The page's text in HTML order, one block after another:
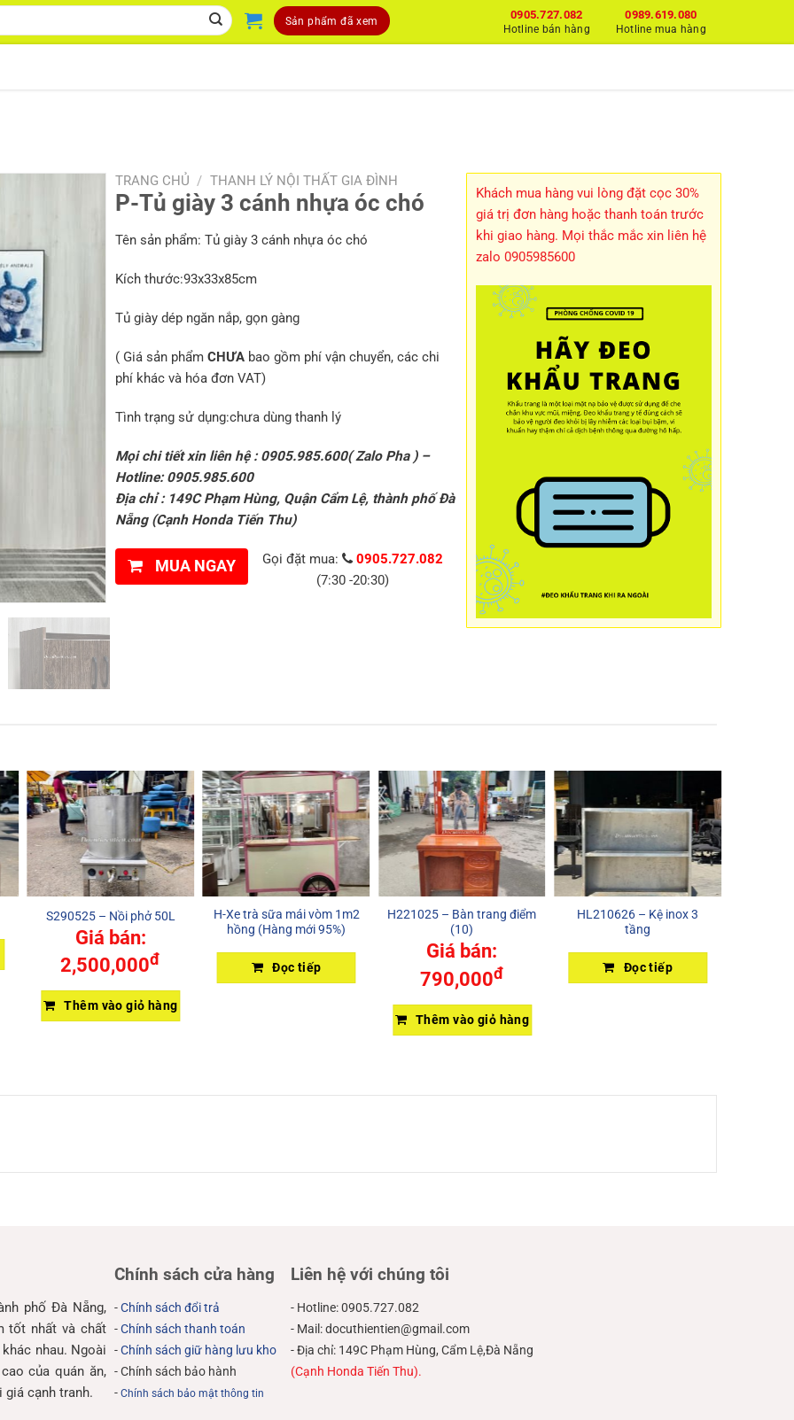
Sản phẩm đã xem 0989.619.080
Hotline mua hàng
0905.727.082
Hotline bán hàng
TRANG CHỦ / THANH LÝ NỘI THẤT GIA ĐÌNH
P-Tủ giày 3 cánh nhựa óc chó
Tên sản phẩm: Tủ giày 3 cánh nhựa óc chó
Kích thước:93x33x85cm
Tủ giày dép ngăn nắp, gọn gàng
( Giá sản phẩm CHƯAbao gồm phí vận chuyển, các chi
phí khác và hóa đơn VAT)
Tình trạng sử dụng:chưa dùng thanh lý
Mọi chi tiết xin liên hệ : 0905.985.600( Zalo Pha ) –
Hotline: 0905.985.600
Địa chỉ : 149C Phạm Hùng, Quận Cẩm Lệ, thành phố Đà
Nẵng (Cạnh Honda Tiến Thu)
MUA NGAY Gọi đặt mua:
0905.727.082
(7:30 -20:30)
Khách mua hàng vui lòng đặt cọc 30%
giá trị đơn hàng hoặc thanh toán trước
khi giao hàng. Mọi thắc mắc xin liên hệ
zalo 0905985600
S290525 – Nồi phở 50L
Giá bán:
2,500,000đ
Thêm vào giỏ hàng
H-Xe trà sữa mái vòm 1m2
hồng (Hàng mới 95%)
Đọc tiếp
H221025 – Bàn trang điểm
(10)
Giá bán:
790,000đ
Thêm vào giỏ hàng
HL210626 – Kệ inox 3
tầng
Đọc tiếp
phố Đà Nẵng,
tốt nhất và chất
nhau. Ngoài
của quán ăn,
giá cạnh tranh.
Chính sách cửa hàng
-Chính sách đổi trả
-Chính sách thanh toán
-Chính sách giữ hàng lưu kho
- Chính sách bảo hành
-Chính sách bảo mật thông tin
Liên hệ với chúng tôi
- Hotline: 0905.727.082
- Mail: docuthientien@gmail.com
- Địa chỉ: 149C Phạm Hùng, Cẩm Lệ,Đà Nẵng
(Cạnh Honda Tiến Thu).